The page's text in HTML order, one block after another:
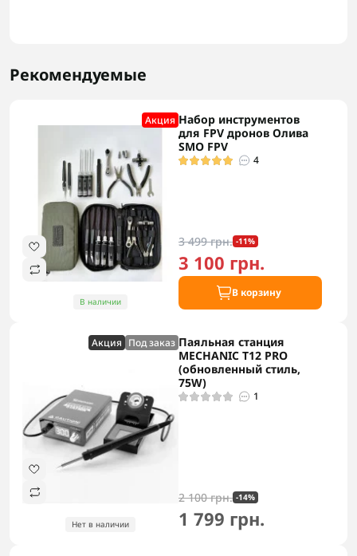
Рекомендуемые
Акция
В наличии
Набор инструментов
для FPV дронов Олива
SMO FPV
4
3 499 грн. -11%
3 100 грн.
В корзину
Акция Под заказ
Нет в наличии
Паяльная станция
MECHANIC T12 PRO
(обновленный стиль,
75W)
1
2 100 грн. -14%
1 799 грн.